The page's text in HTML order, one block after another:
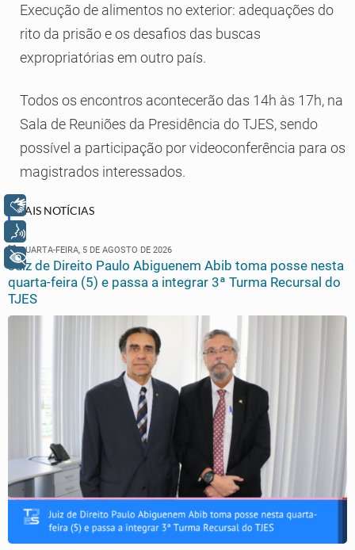
Execução de alimentos no exterior: adequações do
rito da prisão e os desafios das buscas
expropriatórias em outro país.
Todos os encontros acontecerão das 14h às 17h, na
Sala de Reuniões da Presidência do TJES, sendo
possível a participação por videoconferência para os
magistrados interessados.
MAIS NOTÍCIAS
QUARTA-FEIRA, 5 DE AGOSTO DE 2026
Juiz de Direito Paulo Abiguenem Abib toma posse nesta
quarta-feira (5) e passa a integrar 3ª Turma Recursal do
TJES
Libras
+ Acessibilidade